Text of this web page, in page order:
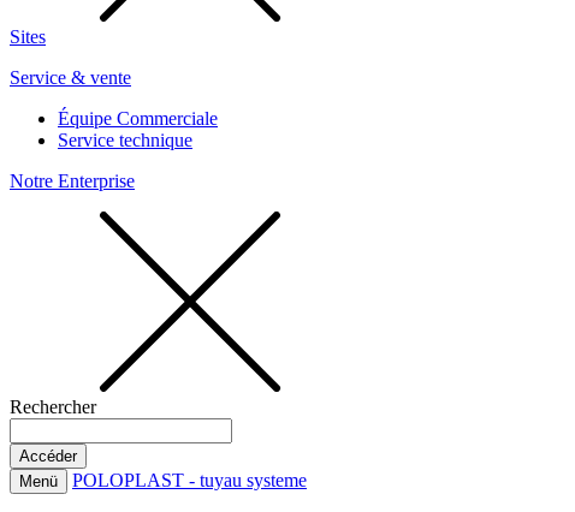
Sites
Service & vente
Équipe Commerciale
Service technique
Notre Enterprise
Rechercher
Menü POLOPLAST - tuyau systeme